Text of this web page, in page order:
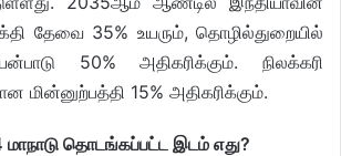
தேவை 35% உயரும், தொழில்துறையில்
50% அதிகரிக்கும். நிலக்கரி
மின்னுற்பத்தி 15% அதிகரிக்கும்.
தொடங்கப்பட்ட இடம் எது?